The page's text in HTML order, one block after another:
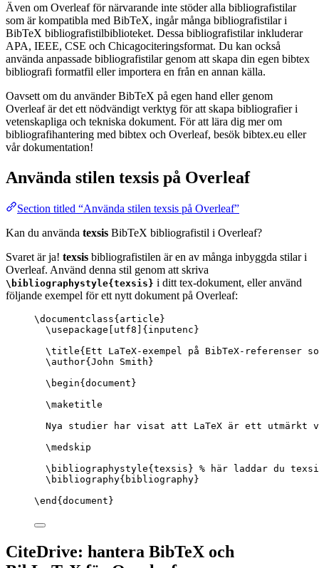
Även om Overleaf för närvarande inte stöder alla bibliografistilar
som är kompatibla med BibTeX, ingår många bibliografistilar i
BibTeX bibliografistilbiblioteket. Dessa bibliografistilar inkluderar
APA, IEEE, CSE och Chicagociteringsformat. Du kan också
använda anpassade bibliografistilar genom att skapa din egen bibtex
bibliografi formatfil eller importera en från en annan källa.
Oavsett om du använder BibTeX på egen hand eller genom
Overleaf är det ett nödvändigt verktyg för att skapa bibliografier i
vetenskapliga och tekniska dokument. För att lära dig mer om
bibliografihantering med bibtex och Overleaf, besök bibtex.eu eller
vår dokumentation!
Använda stilen texsis på Overleaf
Section titled “Använda stilen texsis på Overleaf”
Kan du använda texsis BibTeX bibliografistil i Overleaf?
Svaret är ja! texsis bibliografistilen är en av många inbyggda stilar i
Overleaf. Använd denna stil genom att skriva
\bibliographystyle{texsis} i ditt tex-dokument, eller använd
följande exempel för ett nytt dokument på Overleaf:
\documentclass{ article }
\usepackage
utf8 ]{ inputenc }
\title{Ett LaTeX-exempel på BibTeX-
\author{John Smith}
\begin{ document }
\maketitle
Nya studier har visat att LaTeX är ett utmärkt
\medskip
\bibliographystyle{texsis} % här laddar du
\bibliography{bibliography}
\end { document }
CiteDrive: hantera BibTeX och